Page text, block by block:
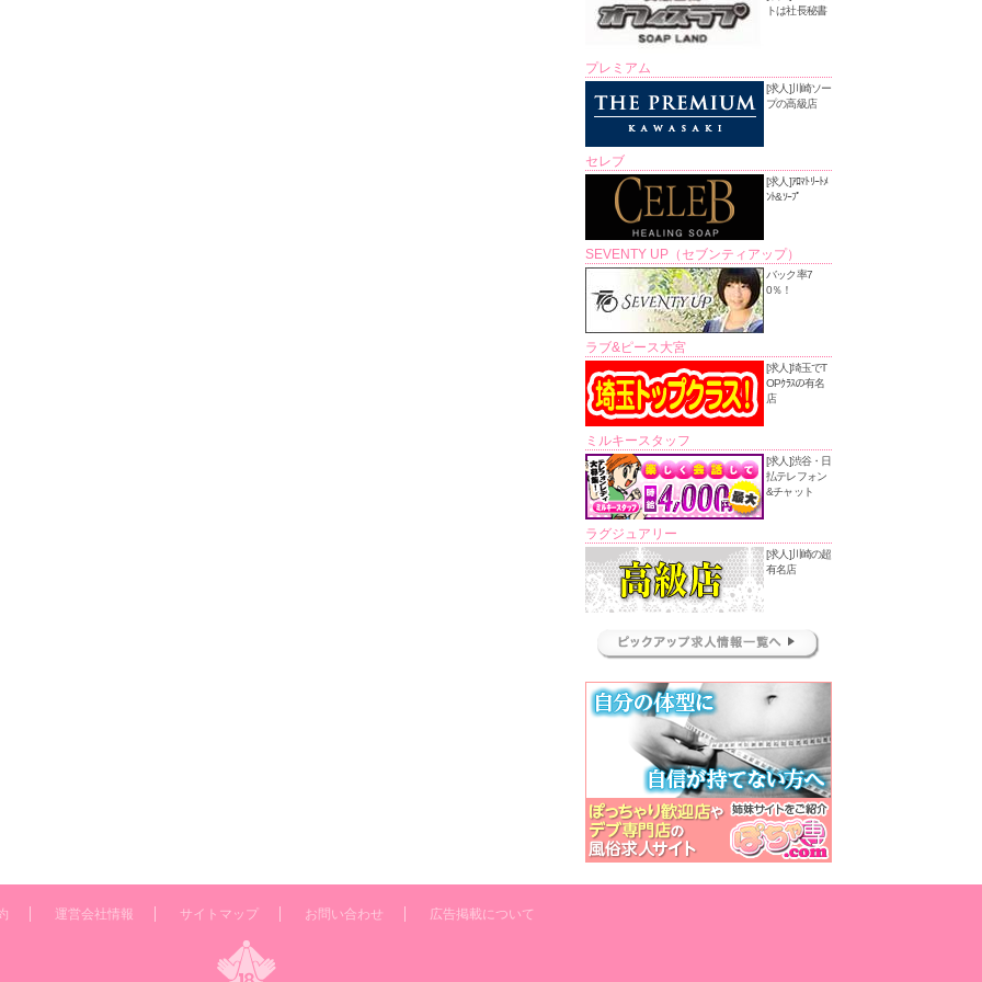
トは社長秘書
プレミアム
[求人]川崎ソー
プの高級店
セレブ
[求人]ｱﾛﾏﾄﾘｰﾄﾒ
ﾝﾄ&ｿｰﾌﾟ
SEVENTY UP（セブンティアップ）
バック率7
0％！
ラブ&ピース大宮
[求人]埼玉でT
OPｸﾗｽの有名
店
ミルキースタッフ
[求人]渋谷・日
払テレフォン
&チャット
ラグジュアリー
[求人]川崎の超
有名店
運営会社情報 サイトマップ お問い合わせ 広告掲載について